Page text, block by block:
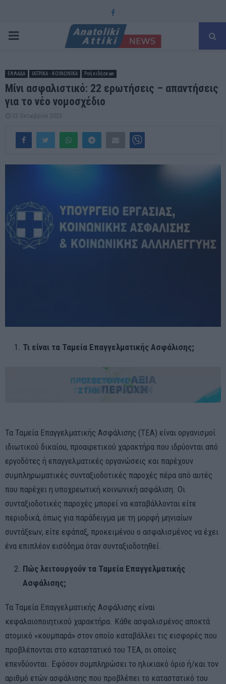
Facebook
PRIMARY
ΕΛΛΑΔΑ ΙΑΤΡΙΚΑ - ΚΟΙΝΩΝΙΚΑ Ροή ειδήσεων
Μίνι ασφαλιστικό: 22 ερωτήσεις – απαντήσεις
για το νέο νομοσχέδιο
22 Οκτωβρίου 2023
Τι είναι τα Ταμεία Επαγγελματικής Ασφάλισης;
Τα Ταμεία Επαγγελματικής Ασφάλισης (ΤΕΑ) είναι οργανισμοί
ιδιωτικού δικαίου, προαιρετικού χαρακτήρα που ιδρύονται από
εργοδότες ή επαγγελματικές οργανώσεις και παρέχουν
συμπληρωματικές συνταξιοδοτικές παροχές πέρα από αυτές
που παρέχει η υποχρεωτική κοινωνική ασφάλιση. Οι
συνταξιοδοτικές παροχές μπορεί να καταβάλλονται είτε
περιοδικά, όπως για παράδειγμα με τη μορφή μηνιαίων
συντάξεων, είτε εφάπαξ, προκειμένου ο ασφαλισμένος να έχει
ένα επιπλέον εισόδημα όταν συνταξιοδοτηθεί.
Πώς λειτουργούν τα Ταμεία Επαγγελματικής
Ασφάλισης;
Τα Ταμεία Επαγγελματικής Ασφάλισης είναι
κεφαλαιοποιητικού χαρακτήρα. Κάθε ασφαλισμένος αποκτά
ατομικό «κουμπαρά» στον οποίο καταβάλλει τις εισφορές που
προβλέπονται στο καταστατικό του ΤΕΑ, οι οποίες
επενδύονται. Εφόσον συμπληρώσει το ηλικιακό όριο ή/και τον
αριθμό ετών ασφάλισης που προβλέπει το καταστατικό του